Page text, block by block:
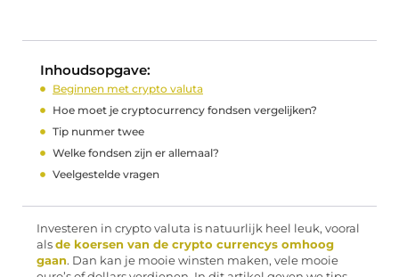
Inhoudsopgave:
Beginnen met crypto valuta
Hoe moet je cryptocurrency fondsen vergelijken?
Tip nunmer twee
Welke fondsen zijn er allemaal?
Veelgestelde vragen
Investeren in crypto valuta is natuurlijk heel leuk, vooral
als de koersen van de crypto currencys omhoog
gaan. Dan kan je mooie winsten maken, vele mooie